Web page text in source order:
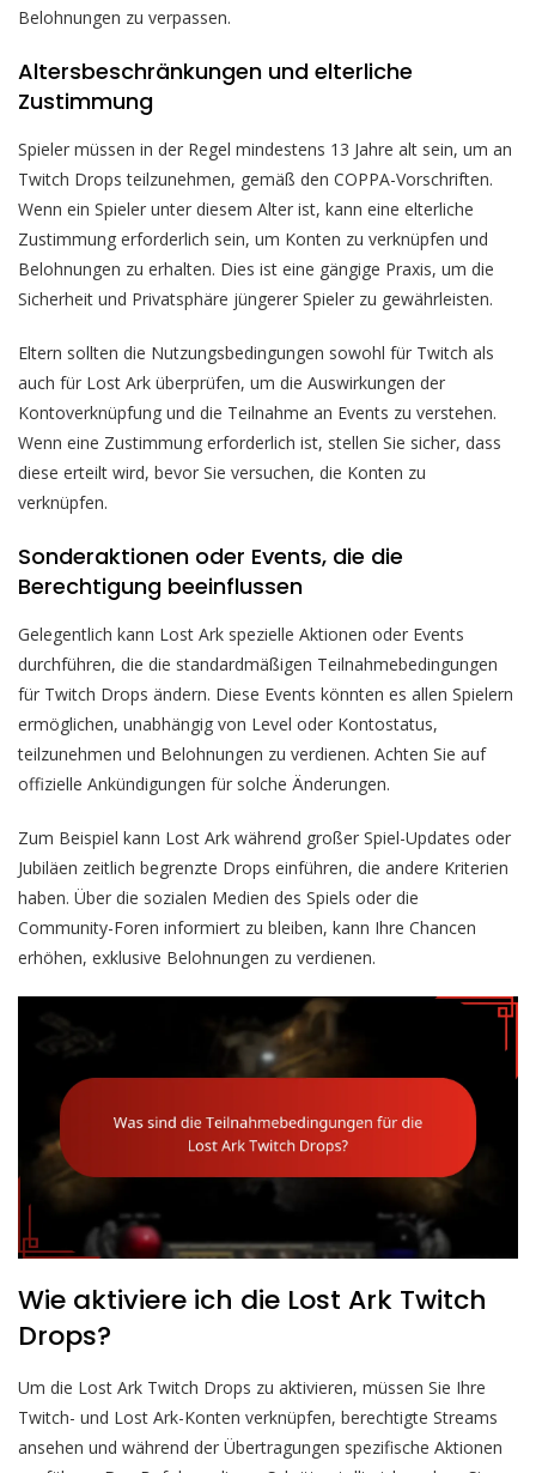
Belohnungen zu verpassen.
Altersbeschränkungen und elterliche
Zustimmung
Spieler müssen in der Regel mindestens 13 Jahre alt sein, um an
Twitch Drops teilzunehmen, gemäß den COPPA-Vorschriften.
Wenn ein Spieler unter diesem Alter ist, kann eine elterliche
Zustimmung erforderlich sein, um Konten zu verknüpfen und
Belohnungen zu erhalten. Dies ist eine gängige Praxis, um die
Sicherheit und Privatsphäre jüngerer Spieler zu gewährleisten.
Eltern sollten die Nutzungsbedingungen sowohl für Twitch als
auch für Lost Ark überprüfen, um die Auswirkungen der
Kontoverknüpfung und die Teilnahme an Events zu verstehen.
Wenn eine Zustimmung erforderlich ist, stellen Sie sicher, dass
diese erteilt wird, bevor Sie versuchen, die Konten zu
verknüpfen.
Sonderaktionen oder Events, die die
Berechtigung beeinflussen
Gelegentlich kann Lost Ark spezielle Aktionen oder Events
durchführen, die die standardmäßigen Teilnahmebedingungen
für Twitch Drops ändern. Diese Events könnten es allen Spielern
ermöglichen, unabhängig von Level oder Kontostatus,
teilzunehmen und Belohnungen zu verdienen. Achten Sie auf
offizielle Ankündigungen für solche Änderungen.
Zum Beispiel kann Lost Ark während großer Spiel-Updates oder
Jubiläen zeitlich begrenzte Drops einführen, die andere Kriterien
haben. Über die sozialen Medien des Spiels oder die
Community-Foren informiert zu bleiben, kann Ihre Chancen
erhöhen, exklusive Belohnungen zu verdienen.
Wie aktiviere ich die Lost Ark Twitch
Drops?
Um die Lost Ark Twitch Drops zu aktivieren, müssen Sie Ihre
Twitch- und Lost Ark-Konten verknüpfen, berechtigte Streams
ansehen und während der Übertragungen spezifische Aktionen